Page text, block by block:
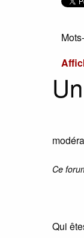
Ce
Qui